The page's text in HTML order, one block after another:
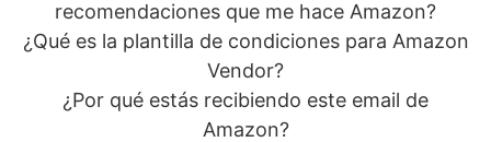
recomendaciones que me hace Amazon?
¿Qué es la plantilla de condiciones para Amazon
Vendor?
¿Por qué estás recibiendo este email de
Amazon?